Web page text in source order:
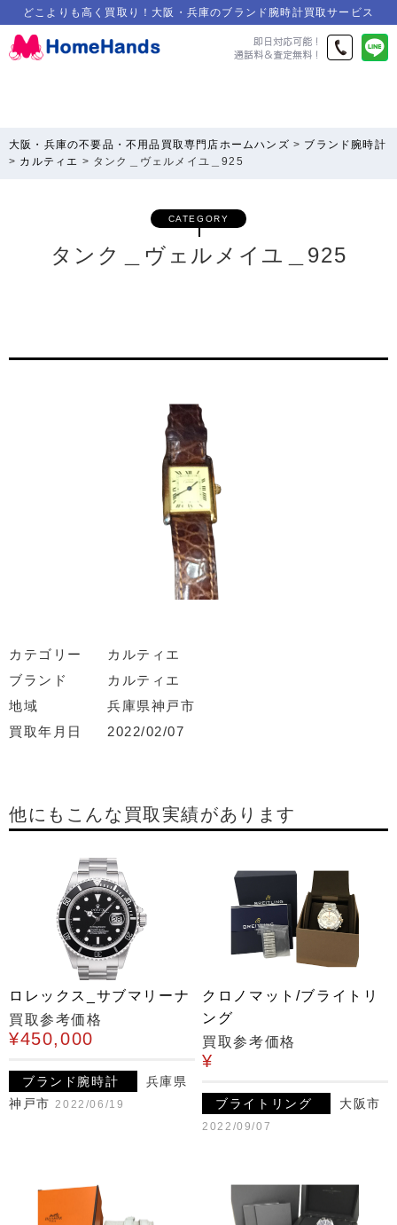
どこよりも高く買取り！大阪・兵庫のブランド腕時計買取サービス
大阪・兵庫の不要品・不用品買取専門店ホームハンズ > ブランド腕時計
> カルティエ > タンク＿ヴェルメイユ＿925
CATEGORY
タンク＿ヴェルメイユ＿925
カテゴリー
カルティエ
ブランド
カルティエ
地域
兵庫県神戸市
買取年月日
2022/02/07
他にもこんな買取実績があります
ロレックス_サブマリーナ
買取参考価格
¥450,000
ブランド腕時計
兵庫県
神戸市 2022/06/19
クロノマット/ブライトリ
ング
買取参考価格
¥
ブライトリング 大阪市
2022/09/07